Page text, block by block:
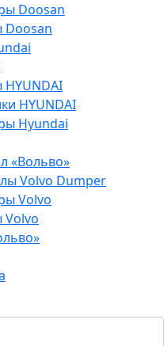
Doosan
Doosan
HYUNDAI
HYUNDAI
Hyundai
«Вольво»
Volvo Dumper
Volvo
Volvo